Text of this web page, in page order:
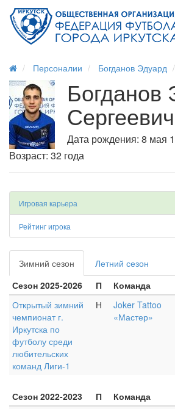
Персоналии Богданов Эдуард
Богданов
Сергеевич
Дата рождения: 8 мая
Возраст: 32 года
Игровая карьера
Рейтинг игрока
Зимний сезон
Летний сезон
Сезон 2025-2026
П Команда
Открытый зимний
чемпионат г.
Иркутска по
футболу среди
любительских
команд Лиги-1
Н
Joker Tattoo
«Мастер»
Сезон 2022-2023 П Команда